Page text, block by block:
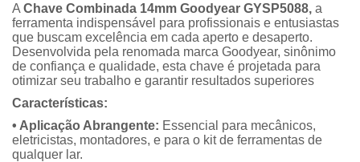
A Chave Combinada 14mm Goodyear GYSP5088, a
ferramenta indispensável para profissionais e entusiastas
que buscam excelência em cada aperto e desaperto.
Desenvolvida pela renomada marca Goodyear, sinônimo
de confiança e qualidade, esta chave é projetada para
otimizar seu trabalho e garantir resultados superiores
Características:
• Aplicação Abrangente: Essencial para mecânicos,
eletricistas, montadores, e para o kit de ferramentas de
qualquer lar.